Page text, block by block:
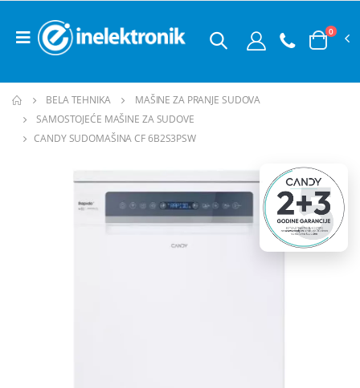
0
BELA TEHNIKA
MAŠINE ZA PRANJE SUDOVA
SAMOSTOJEĆE MAŠINE ZA SUDOVE
CANDY SUDOMAŠINA CF 6B2S3PSW